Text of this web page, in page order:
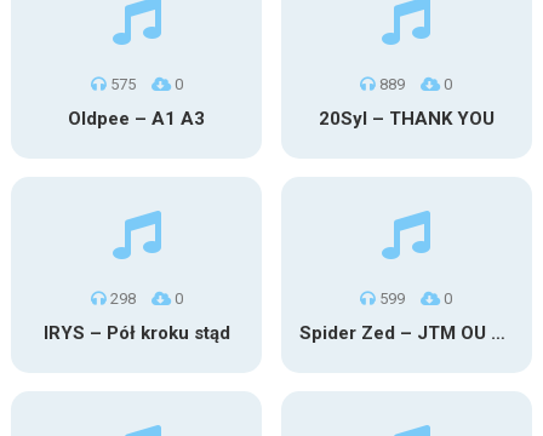
575 0
Oldpee – A1 A3
889 0
20Syl – THANK YOU
298 0
IRYS – Pół kroku stąd
599 0
Spider Zed – JTM OU TG